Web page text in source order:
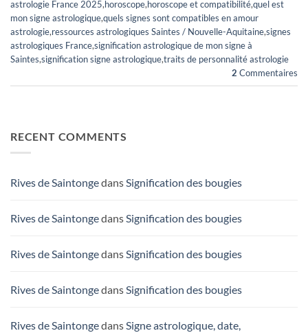
astrologie France 2025,horoscope,horoscope et compatibilité,quel est
mon signe astrologique,quels signes sont compatibles en amour
astrologie,ressources astrologiques Saintes / Nouvelle-Aquitaine,signes
astrologiques France,signification astrologique de mon signe à
Saintes,signification signe astrologique,traits de personnalité astrologie
2 Commentaires
RECENT COMMENTS
Rives de SaintongedansSignification des bougies
Rives de SaintongedansSignification des bougies
Rives de SaintongedansSignification des bougies
Rives de SaintongedansSignification des bougies
Rives de SaintongedansSigne astrologique, date,